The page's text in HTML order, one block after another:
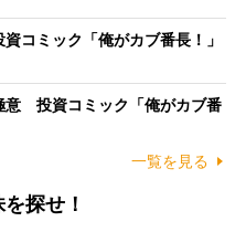
コミック「俺がカブ番長！」
意 投資コミック「俺がカブ番
一覧を見る
探せ！